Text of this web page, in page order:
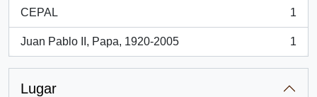
CEPAL
, 1 resultados
1
Juan Pablo II, Papa, 1920-2005
, 1 resultados
1
Lugar